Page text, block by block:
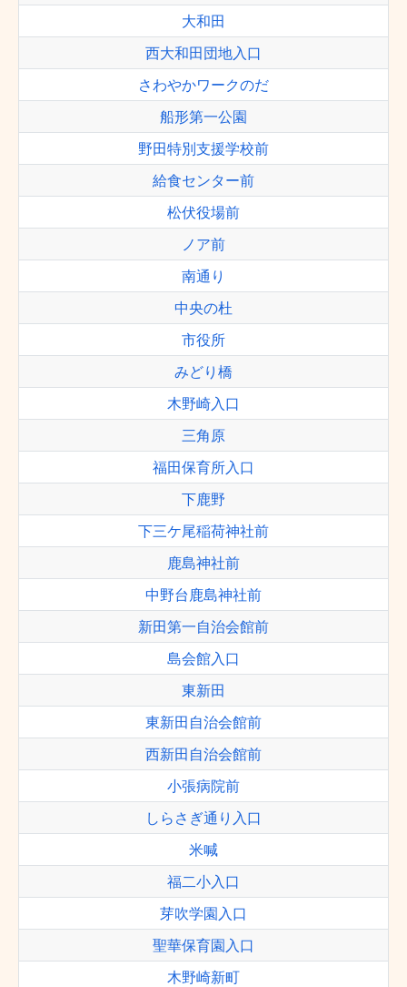
大和田
西大和田団地入口
さわやかワークのだ
船形第一公園
野田特別支援学校前
給食センター前
松伏役場前
ノア前
南通り
中央の杜
市役所
みどり橋
木野崎入口
三角原
福田保育所入口
下鹿野
下三ケ尾稲荷神社前
鹿島神社前
中野台鹿島神社前
新田第一自治会館前
島会館入口
東新田
東新田自治会館前
西新田自治会館前
小張病院前
しらさぎ通り入口
米喊
福二小入口
芽吹学園入口
聖華保育園入口
木野崎新町